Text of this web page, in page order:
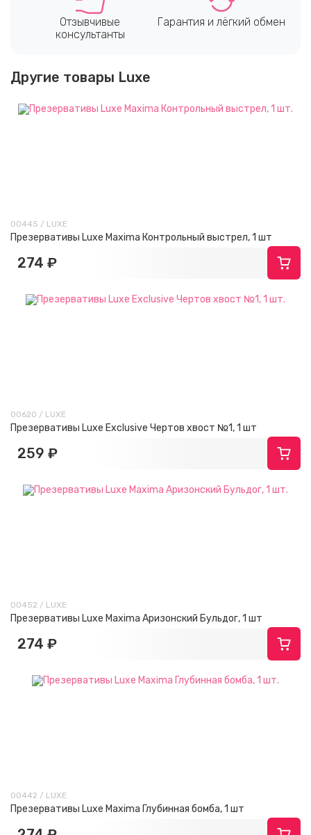
Отзывчивые
консультанты
Гарантия и лёгкий обмен
Другие товары Luxe
00445 / LUXE
Презервативы Luxe Maxima Контрольный выстрел, 1 шт
274 ₽
00620 / LUXE
Презервативы Luxe Exclusive Чертов хвост №1, 1 шт
259 ₽
00452 / LUXE
Презервативы Luxe Maxima Аризонский Бульдог, 1 шт
274 ₽
00442 / LUXE
Презервативы Luxe Maxima Глубинная бомба, 1 шт